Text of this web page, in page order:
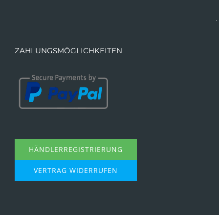
ZAHLUNGSMÖGLICHKEITEN
HÄNDLERREGISTRIERUNG
VERTRAG WIDERRUFEN